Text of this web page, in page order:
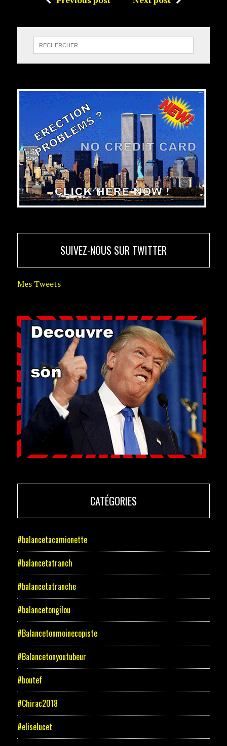
SUIVEZ-NOUS SUR TWITTER
Mes Tweets
CATÉGORIES
#balancetacamionette
#balancetatranch
#balancetatranche
#balancetongilou
#Balancetonmoinecopiste
#Balancetonyoutubeur
#boutef
#Chirac2018
#eliselucet